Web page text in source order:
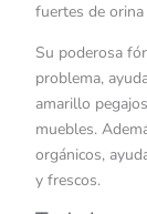
fuertes de orina
Su poderosa
problema,
amarillo
muebles.
orgánicos,
y frescos.